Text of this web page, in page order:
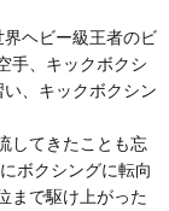
ヘビー級王者のビ
手、キックボクシ
、キックボクシン
してきたことも忘
ボクシングに転向
まで駆け上がった